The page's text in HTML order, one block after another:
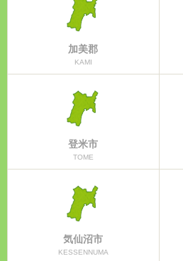
加美郡
KAMI
登米市
TOME
気仙沼市
KESSENNUMA